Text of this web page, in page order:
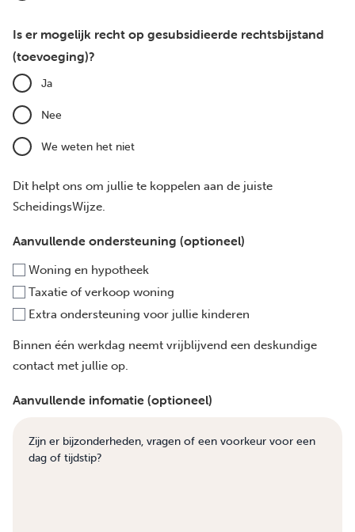
Is er mogelijk recht op gesubsidieerde rechtsbijstand
(toevoeging)?
Ja
Nee
We weten het niet
Dit helpt ons om jullie te koppelen aan de juiste
ScheidingsWijze.
Aanvullende ondersteuning (optioneel)
Woning en hypotheek
Taxatie of verkoop woning
Extra ondersteuning voor jullie kinderen
Binnen één werkdag neemt vrijblijvend een deskundige
contact met jullie op.
Aanvullende infomatie (optioneel)